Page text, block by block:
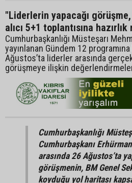
"Liderlerin yapacağı
alıcı 5+1 toplantısına
Cumhurbaşkanlığı Müsteşarı
yayınlanan Gündem 12 programına
Ağustos’ta liderler arasında
görüşmeye ilişkin
Cumhurbaşkanlığı
Cumhurbaşkanı
arasında 26 Ağustos’ta
görüşmenin, BM Genel
koyduğu yol haritası